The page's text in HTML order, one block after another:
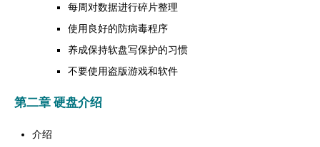
每周对数据进行碎片整理
使用良好的防病毒程序
养成保持软盘写保护的习惯
不要使用盗版游戏和软件
第二章 硬盘介绍
介绍